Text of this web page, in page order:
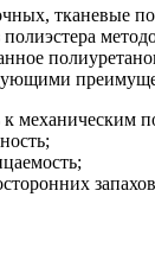
тканевые
к механическим